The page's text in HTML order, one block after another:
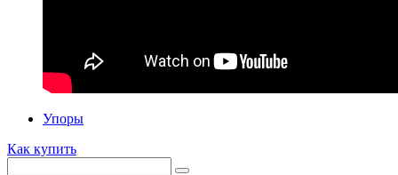
Упоры
Как купить